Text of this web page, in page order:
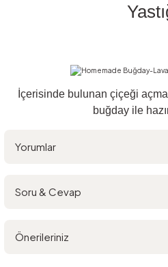
İçerisinde bulunan çiçeği
buğday ile
Yorumlar
Soru & Cevap
Önerileriniz